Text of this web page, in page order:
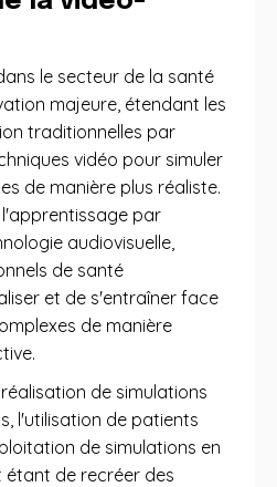
le secteur de la santé
majeure, étendant les
traditionnelles par
vidéo pour simuler
de manière plus réaliste.
par
audiovisuelle,
de santé
et de s'entraîner face
de manière
de simulations
l'utilisation de patients
de simulations en
étant de recréer des